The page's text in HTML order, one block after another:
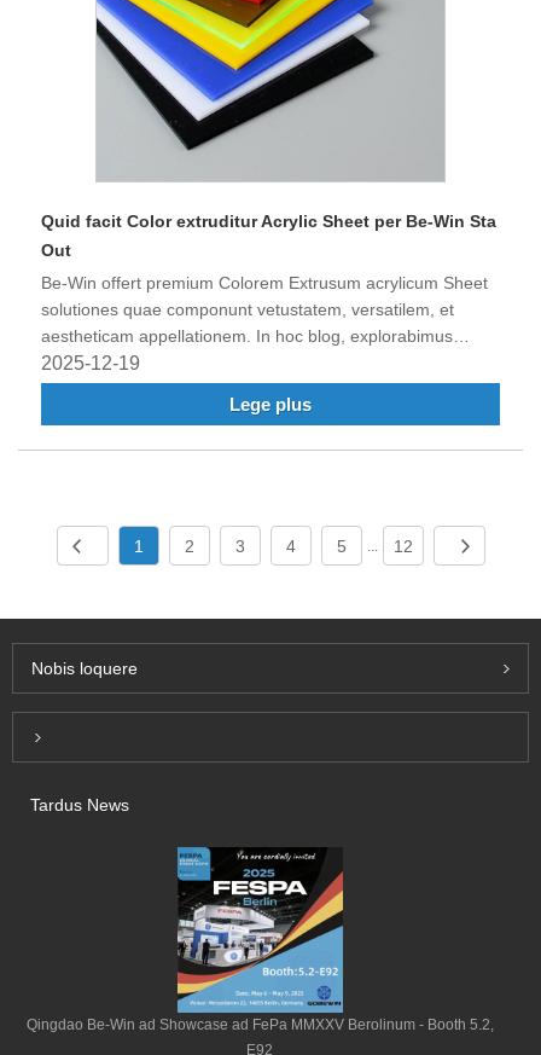
Quid facit Color extruditur Acrylic Sheet per Be-Win Sta
Out
Be-Win offert premium Colorem Extrusum acrylicum Sheet
solutiones quae componunt vetustatem, versatilem, et
aestheticam appellationem. In hoc blog, explorabimus
beneficia clavis, applicationes et rationes cur hae schedae
in inceptis tam commercialibus quam residentialibus
2025-12-19
Lege plus
1 2 3 4 5 12
Nobis loquere
Inquiry For Pricelist
Tardus News
Qingdao Be-Win ad Showcase ad FePa MMXXV Berolinum - Booth 5.2,
E92